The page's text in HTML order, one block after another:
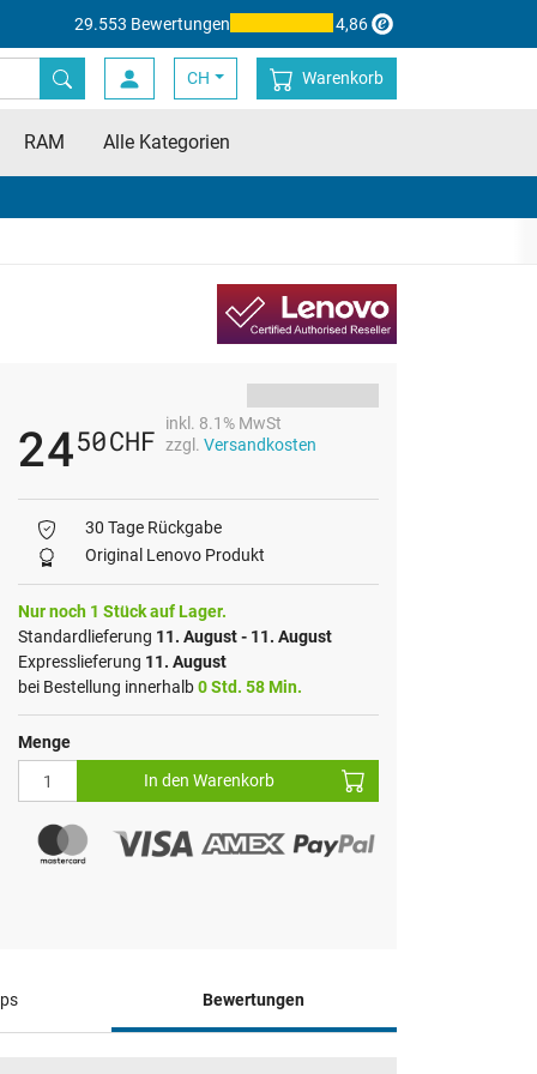
29.553 Bewertungen 4,86
CH Warenkorb
RAM Alle Kategorien
2450CHF
inkl. 8.1% MwSt
zzgl. Versandkosten
30 Tage Rückgabe
Original Lenovo Produkt
Nur noch 1 Stück auf Lager.
Standardlieferung 11. August - 11. August
Expresslieferung 11. August
bei Bestellung innerhalb0 Std. 58 Min.
Menge
In den Warenkorb
Bewertungen